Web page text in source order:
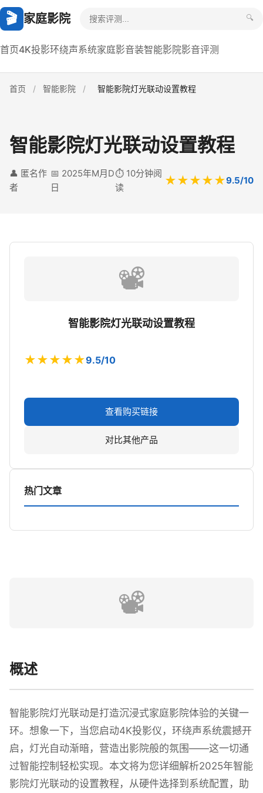
🎬 家庭影院
首页4K投影环绕声系统家庭影音装智能影院影音评测
🔍
首页 / 智能影院 / 智能影院灯光联动设置教程
智能影院灯光联动设置教程
👤 匿名作
者
📅 2025年M月D
日
⏱️ 10分钟阅
读
★★★★★9.5/10
📽️
概述
智能影院灯光联动是打造沉浸式家庭影院体验的关键一
环。想象一下，当您启动4K投影仪，环绕声系统震撼开
启，灯光自动渐暗，营造出影院般的氛围——这一切通
过智能控制轻松实现。本文将为您详细解析2025年智能
影院灯光联动的设置教程，从硬件选择到系统配置，助
📽️
智能影院灯光联动设置教程
★★★★★9.5/10
查看购买链接
对比其他产品
热门文章